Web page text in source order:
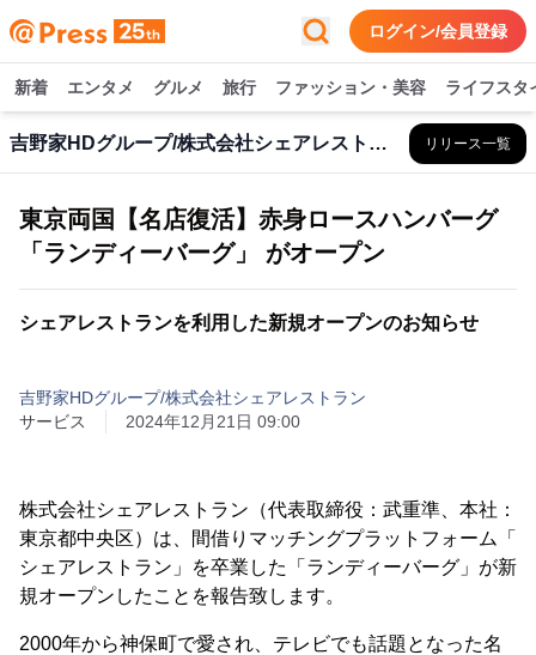
ログイン/会員登録
新着 エンタメ グルメ 旅行 ファッション・美容 ライフスタ
吉野家HDグループ/株式会社シェアレストラン リリース一覧
東京両国【名店復活】赤身ロースハンバーグ
「ランディーバーグ」 がオープン
シェアレストランを利用した新規オープンのお知らせ
吉野家HDグループ/株式会社シェアレストラン
サービス
2024年12月21日 09:00
株式会社シェアレストラン（代表取締役：武重準、本社：
東京都中央区）は、間借りマッチングプラットフォーム「
シェアレストラン」を卒業した「ランディーバーグ」が新
規オープンしたことを報告致します。
2000年から神保町で愛され、テレビでも話題となった名